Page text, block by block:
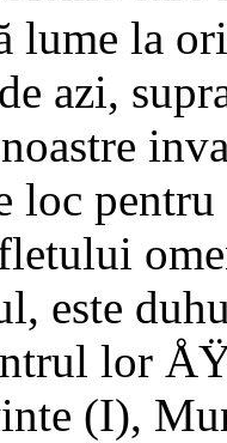
lume la
azi,
loc
este
lor
(I),